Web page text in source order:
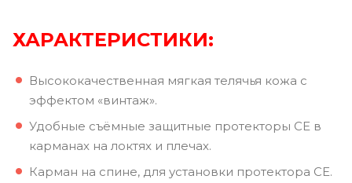
ХАРАКТЕРИСТИКИ:
Высококачественная мягкая телячья кожа с
эффектом «винтаж».
Удобные съёмные защитные протекторы CE в
карманах на локтях и плечах.
Карман на спине, для установки протектора CE.